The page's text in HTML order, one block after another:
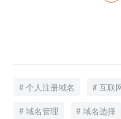
个人注册域名 互联
域名管理 域名选择